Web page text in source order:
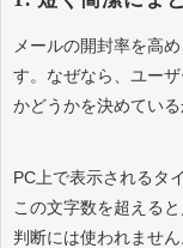
メールの開封率を高
す。なぜなら、ユー
かどうかを決めている
PC上で表示されるタ
この文字数を超える
判断には使われません